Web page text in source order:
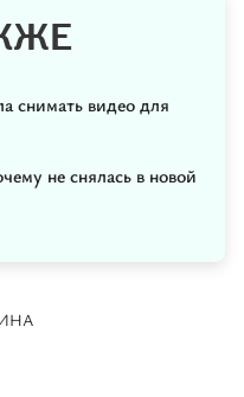
снимать видео для
не снялась в новой